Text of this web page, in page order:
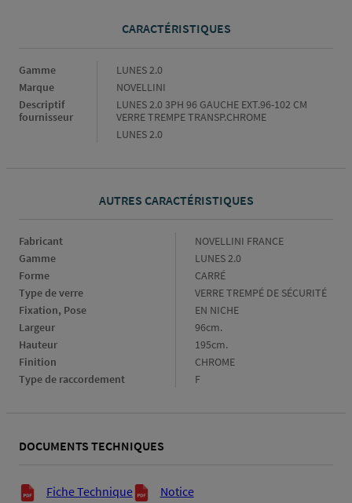
CARACTÉRISTIQUES
Caractéristiques
Gamme
LUNES 2.0
Marque
NOVELLINI
Descriptif
fournisseur
LUNES 2.0 3PH 96 GAUCHE EXT.96-102 CM
VERRE TREMPE TRANSP.CHROME
LUNES 2.0
AUTRES CARACTÉRISTIQUES
Fabricant Fabricant
NOVELLINI FRANCE
Gamme
Gamme
LUNES 2.0
Forme
Forme
CARRÉ
Type de verre
Type
de
verre
VERRE TREMPÉ DE SÉCURITÉ
Fixation, Pose
Fixation,
Pose
EN NICHE
Largeur
Largeur
96cm.
Hauteur
Hauteur
195cm.
Finition
Finition
CHROME
Type de raccordement
Type
F
DOCUMENTS TECHNIQUES
Documents techniques
Fiche Technique Notice